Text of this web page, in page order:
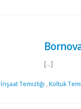
[...]
İnşaat Temizliği ,Koltuk